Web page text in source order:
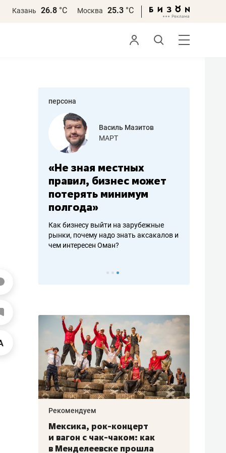
Казань 26.8 °С Москва 25.3 °С
персона
работа
Василь Мазитов
МАРТ
«Не зная местных
правил, бизнес может
потерять минимум
полгода»
Как бизнесу выйти на зарубежные
рынки, почему надо знать аксакалов и
чем интересен Оман?
Рекомендуем
Мексика, рок-концерт
и вагон с чак-чаком: как
в Менделеевске прошла